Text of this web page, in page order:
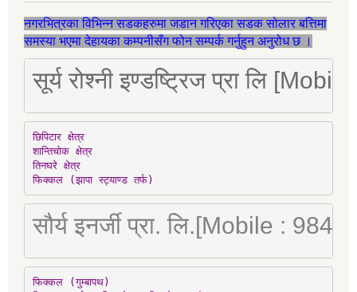
नगरभित्रका विभिन्न सडकहरुमा जडान गरिएका सडक सोलार बत्तिमा
समस्या भएमा देहायका कम्पनीसँग फोन सम्पर्क गर्नुहुन अनुरोध छ ।
सूर्य रोश्नी इण्डष्ट्रिज प्रा लि
छिपिटार क्षेत्र
शान्तिचोक क्षेत्र
तिनघरे क्षेत्र
फिक्कल (झापा स्ट्याण्ड तर्फ)
सौर्य इनर्जी प्रा. लि.[Mobile :
फिक्कल (गुम्बापथ)